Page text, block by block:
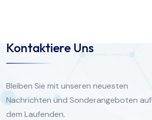
Kontaktiere Uns
Bleiben Sie mit unseren neuesten
Nachrichten und Sonderangeboten auf
dem Laufenden.